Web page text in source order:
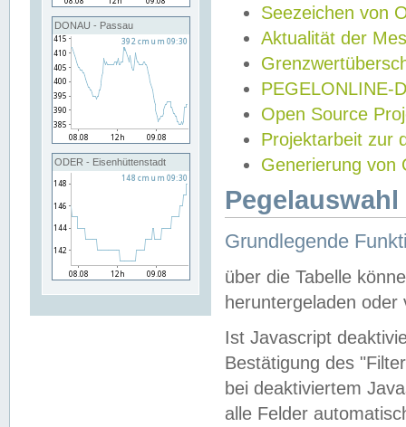
DONAU - Passau
ODER - Eisenhüttenstadt
Seezeichen von
Aktualität der
PEGELONLINE-
Open Source
Projektarbeit zur
Generierung von
Grundlegende
über die Tabelle
heruntergeladen oder
Ist Javascript
Bestätigung des
bei deaktiviertem
alle Felder